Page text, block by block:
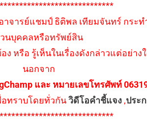
ารย์แชมป์ ธิติพล เทียมจันทร์ กระท
นบุคคลหรือทรัพย์สิน
หรือ รู้เห็นในเรื่องดังกล่าวแต่อย่า
นอกจาก
และ หมายเลขโทรศัพท์
อทราบโดยทั่วกันวิดีโอคำชี้แจง,ประ